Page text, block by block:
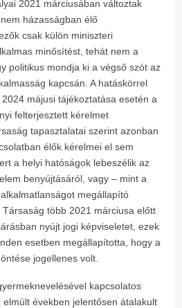
2021 márciusában változtak
házasságban élő
csak külön miniszteri
minősítést, tehát nem a
politikus mondja ki a végső szót az
kapcsán. A hatáskörrel
májusi tájékoztatása esetén a
felterjesztett kérelmet
tapasztalatai szerint azonban
élők kérelmei el sem
a helyi hatóságok lebeszélik az
benyújtásáról, vagy – mint a
megállapító
több 2021 márciusa előtt
nyújt jogi képviseletet, ezek
esetben megállapította, hogy a
jogellenes volt.
kapcsolatos
években jelentősen átalakult